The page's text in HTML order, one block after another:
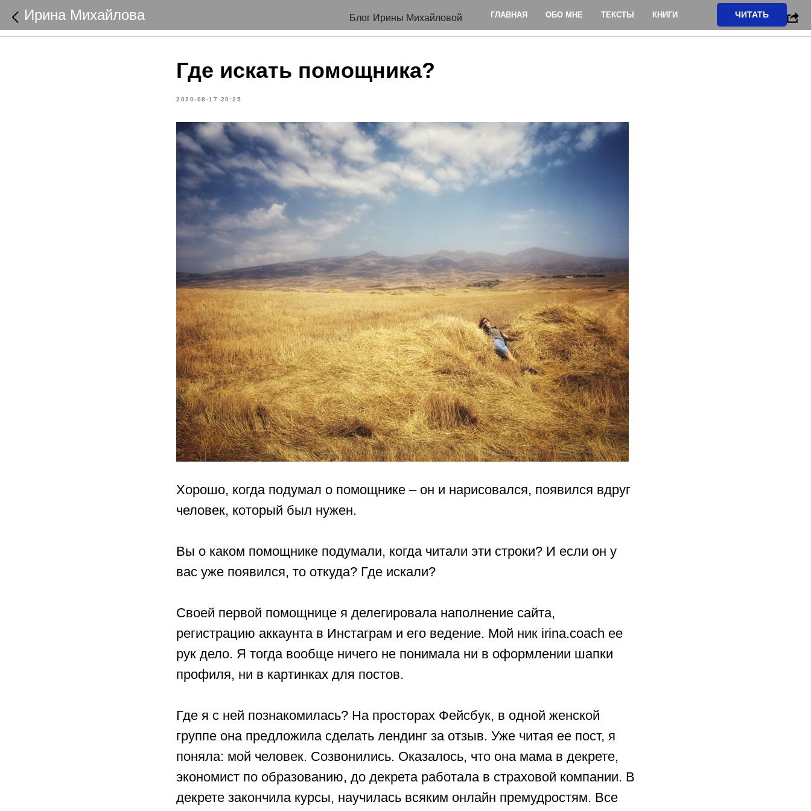
Блог Ирины Михайловой
Где искать помощника?
2020-08-17 20:25
Хорошо, когда подумал о помощнике – он и нарисовался, появился вдруг
человек, который был нужен.
Вы о каком помощнике подумали, когда читали эти строки? И если он у
вас уже появился, то откуда? Где искали?
Своей первой помощнице я делегировала наполнение сайта,
регистрацию аккаунта в Инстаграм и его ведение. Мой ник irina.coach ее
рук дело. Я тогда вообще ничего не понимала ни в оформлении шапки
профиля, ни в картинках для постов.
Где я с ней познакомилась? На просторах Фейсбук, в одной женской
группе она предложила сделать лендинг за отзыв. Уже читая ее пост, я
поняла: мой человек. Созвонились. Оказалось, что она мама в декрете,
экономист по образованию, до декрета работала в страховой компании. В
декрете закончила курсы, научилась всяким онлайн премудростям. Все
Ирина Михайлова ГЛАВНАЯ ОБО МНЕ ТЕКСТЫ КНИГИ ЧИТАТЬ